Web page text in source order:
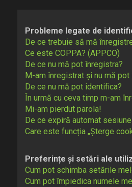
Probleme legate de
De ce trebuie să mă
Ce este COPPA? (APPCO)
De ce nu mă pot înregistra?
M-am înregistrat și nu mă
De ce nu mă pot identifica?
În urmă cu ceva timp m-am
Mi-am pierdut parola!
De ce expiră automat
Care este funcția „Șterge
Preferințe și setări ale
Cum pot schimba setările
Cum pot împiedica numele